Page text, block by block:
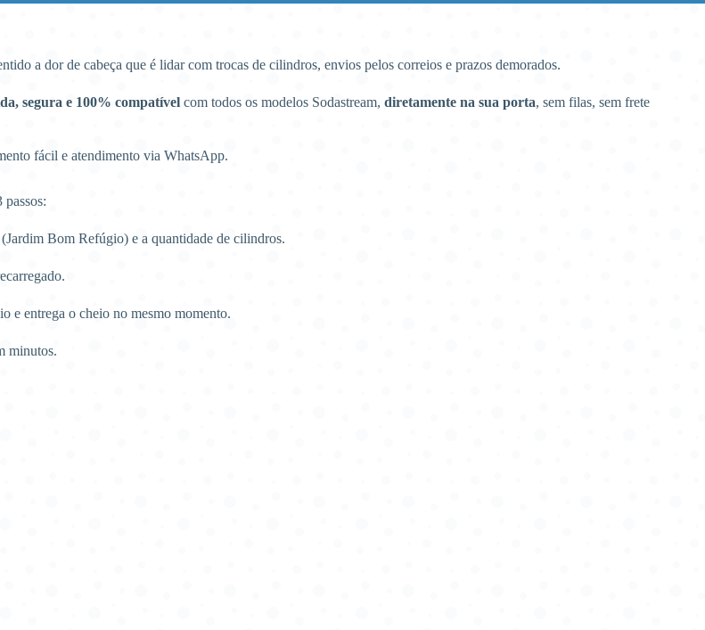
a dor de cabeça que é lidar com trocas de cilindros, envios pelos correios e prazos demorados.
segura e 100% compatível com todos os modelos Sodastream, diretamente na sua porta, sem filas, sem frete
fácil e atendimento via WhatsApp.
passos:
Bom Refúgio) e a quantidade de cilindros.
e entrega o cheio no mesmo momento.
minutos.